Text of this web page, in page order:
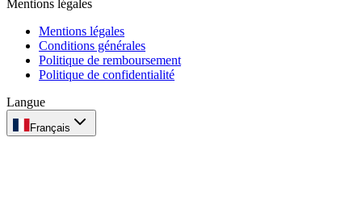
Mentions légales
Mentions légales
Conditions générales
Politique de remboursement
Politique de confidentialité
Langue
Français